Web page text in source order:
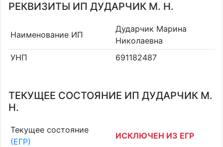
РЕКВИЗИТЫ ИП ДУДАРЧИК М. Н.
Наименование ИП
Дударчик Марина
Николаевна
УНП
691182487
ТЕКУЩЕЕ СОСТОЯНИЕ ИП ДУДАРЧИК М.
Н.
Текущее состояние
(ЕГР)
ИСКЛЮЧЕН ИЗ ЕГР